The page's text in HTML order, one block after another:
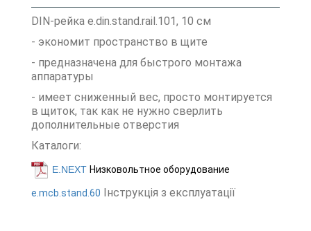
DIN-рейка e.din.stand.rail.101, 10 см
- экономит пространство в щите
- предназначена для быстрого монтажа
аппаратуры
- имеет сниженный вес, просто монтируется
в щиток, так как не нужно сверлить
дополнительные отверстия
Каталоги:
E.NEXT Низковольтное оборудование
e.mcb.stand.60 Інструкція з експлуатації